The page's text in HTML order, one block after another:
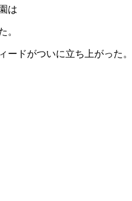
は
。
ドがついに立ち上がった。